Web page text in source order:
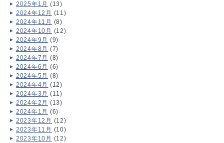
2025年1月 (13)
2024年12月 (11)
2024年11月 (8)
2024年10月 (12)
2024年9月 (9)
2024年8月 (7)
2024年7月 (8)
2024年6月 (6)
2024年5月 (8)
2024年4月 (12)
2024年3月 (11)
2024年2月 (13)
2024年1月 (6)
2023年12月 (12)
2023年11月 (10)
2023年10月 (12)